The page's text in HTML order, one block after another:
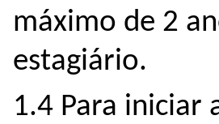
máximo de 2
estagiário.
1.4 Para iniciar